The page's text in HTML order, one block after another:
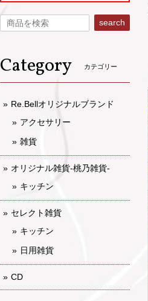
search
Category カテゴリー
Re.Bellオリジナルブランド
アクセサリー
雑貨
オリジナル雑貨-桃乃雑貨-
キッチン
セレクト雑貨
キッチン
日用雑貨
CD